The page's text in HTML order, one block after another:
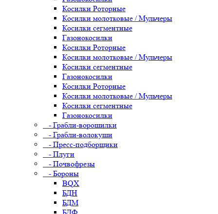
Косилки Роторные
Косилки молотковые / Мульчеры
Косилки сегментные
Газонокосилки
Косилки Роторные
Косилки молотковые / Мульчеры
Косилки сегментные
Газонокосилки
Косилки Роторные
Косилки молотковые / Мульчеры
Косилки сегментные
Газонокосилки
- Грабли-ворошилки
- Грабли-волокуши
- Пресс-подборщики
- Плуги
- Почвофрезы
- Бороны
BQX
БДН
БДМ